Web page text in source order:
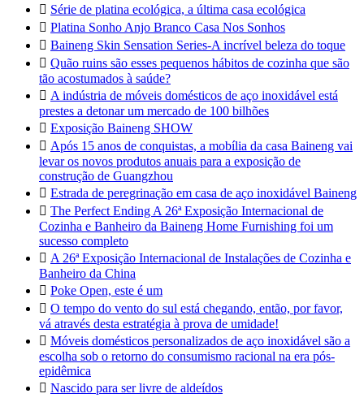
 Série de platina ecológica, a última casa ecológica
 Platina Sonho Anjo Branco Casa Nos Sonhos
 Baineng Skin Sensation Series-A incrível beleza do toque
 Quão ruins são esses pequenos hábitos de cozinha que são
tão acostumados à saúde?
 A indústria de móveis domésticos de aço inoxidável está
prestes a detonar um mercado de 100 bilhões
 Exposição Baineng SHOW
 Após 15 anos de conquistas, a mobília da casa Baineng vai
levar os novos produtos anuais para a exposição de
construção de Guangzhou
 Estrada de peregrinação em casa de aço inoxidável Baineng
 The Perfect Ending A 26ª Exposição Internacional de
Cozinha e Banheiro da Baineng Home Furnishing foi um
sucesso completo
 A 26ª Exposição Internacional de Instalações de Cozinha e
Banheiro da China
 Poke Open, este é um
 O tempo do vento do sul está chegando, então, por favor,
vá através desta estratégia à prova de umidade!
 Móveis domésticos personalizados de aço inoxidável são a
escolha sob o retorno do consumismo racional na era pós-
epidêmica
 Nascido para ser livre de aldeídos